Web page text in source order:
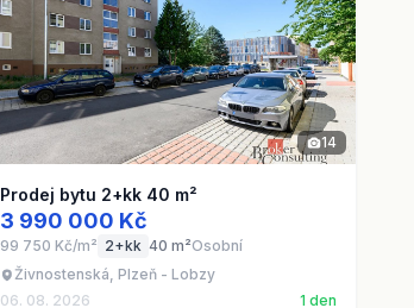
14
Prodej bytu 2+kk 40 m²
3 990 000 Kč
99 750 Kč/m² 2+kk 40 m²Osobní
Živnostenská, Plzeň - Lobzy
06. 08. 2026
1 den